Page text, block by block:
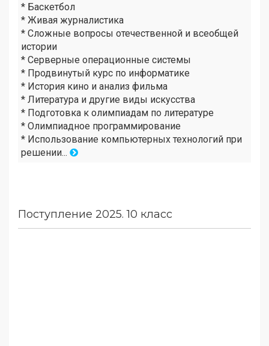
* Баскетбол
* Живая журналистика
* Сложные вопросы отечественной и всеобщей
истории
* Серверные операционные системы
* Продвинутый курс по информатике
* История кино и анализ фильма
* Литература и другие виды искусства
* Подготовка к олимпиадам по литературе
* Олимпиадное программирование
* Использование компьютерных технологий при
решении...
Поступление 2025. 10 класс